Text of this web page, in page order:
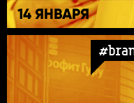
14 ЯНВАРЯ